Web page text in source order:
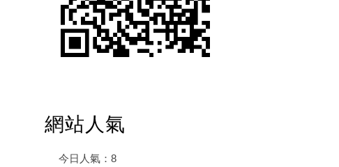
網站人氣
今日人氣： 8